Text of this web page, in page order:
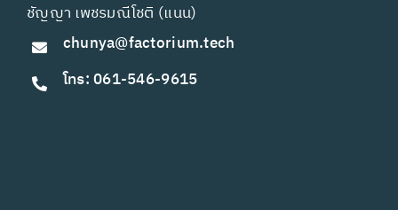
ชัญญา เพชรมณีโชติ (แนน)
chunya@factorium.tech
โทร: 061-546-9615